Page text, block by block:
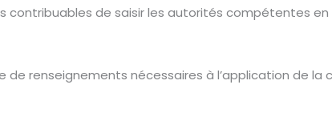
contribuables de saisir les autorités compétentes
de renseignements nécessaires à l’application de